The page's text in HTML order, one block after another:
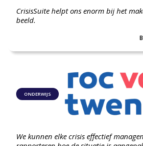
CrisisSuite helpt ons enorm bij het
beeld.
ONDERWIJS
We kunnen elke crisis effectief